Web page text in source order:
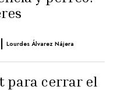
| Lourdes Álvarez Nájera
para cerrar el